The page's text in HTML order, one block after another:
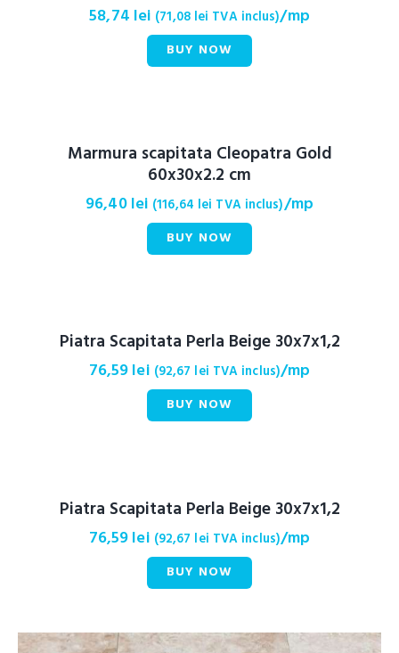
58,74 lei (71,08 lei TVA inclus)/mp
BUY NOW
Marmura scapitata Cleopatra Gold
60x30x2.2 cm
96,40 lei (116,64 lei TVA inclus)/mp
BUY NOW
Piatra Scapitata Perla Beige 30x7x1,2
76,59 lei (92,67 lei TVA inclus)/mp
BUY NOW
Piatra Scapitata Perla Beige 30x7x1,2
76,59 lei (92,67 lei TVA inclus)/mp
BUY NOW